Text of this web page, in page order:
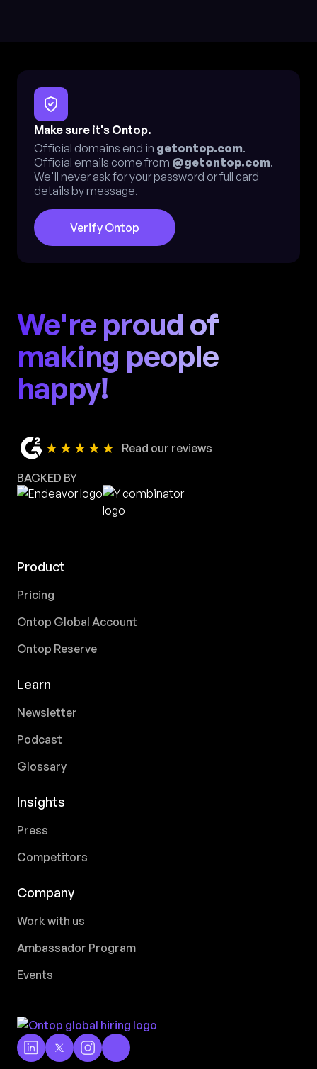
Make sure it's Ontop.
Official domains end in getontop.com.
Official emails come from @getontop.com.
We'll never ask for your password or full card
details by message.
Verify Ontop
We're proud of
making people
happy!
★★★★★ Read our reviews
BACKED BY
Product
Pricing
Ontop Global Account
Ontop Reserve
Learn
Newsletter
Podcast
Glossary
Insights
Press
Competitors
Company
Work with us
Ambassador Program
Events